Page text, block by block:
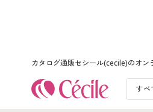
カタログ通販セシール(cecile)のオン